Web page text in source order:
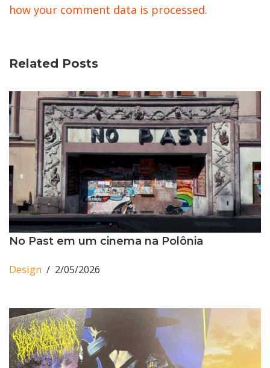
how your comment data is processed.
Related Posts
No Past em um cinema na Polônia
Design 2/05/2026